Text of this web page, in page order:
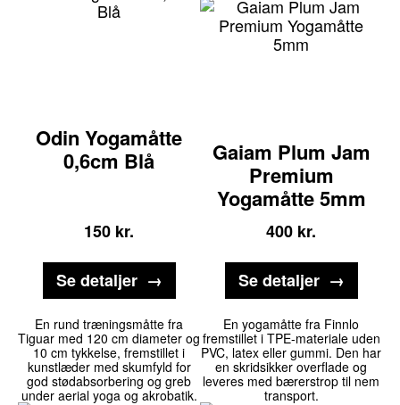
Odin Yogamåtte
0,6cm Blå
150 kr.
Se detaljer
Gaiam Plum Jam
Premium
Yogamåtte 5mm
400 kr.
Se detaljer
En rund træningsmåtte fra
Tiguar med 120 cm diameter og
10 cm tykkelse, fremstillet i
kunstlæder med skumfyld for
god stødabsorbering og greb
under aerial yoga og akrobatik.
En yogamåtte fra Finnlo
fremstillet i TPE-materiale uden
PVC, latex eller gummi. Den har
en skridsikker overflade og
leveres med bærerstrop til nem
transport.